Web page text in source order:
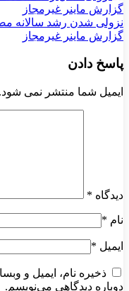
نزولی شدن رشد سالانه
گزارش ماینر غیرمجاز
پاسخ دادن
ایمیل شما منتشر نمی
دیدگاه *
نام *
ایمیل *
ذخیره نام، ایمیل و
دوباره دیدگاهی می‌نویسم.